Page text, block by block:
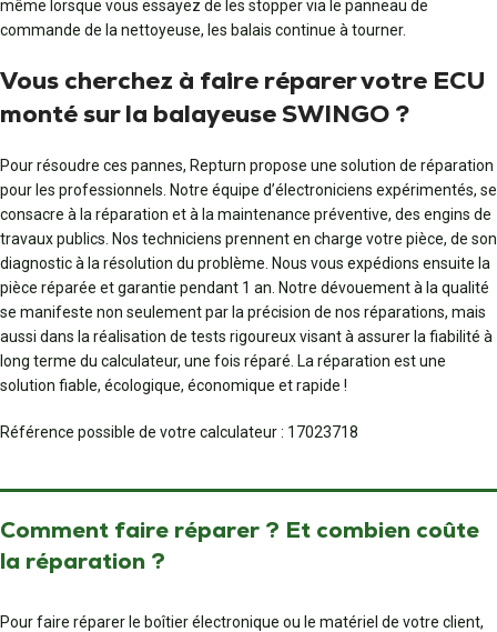
même lorsque vous essayez de les stopper via le panneau de
commande de la nettoyeuse, les balais continue à tourner.
Vous cherchez à faire réparer votre ECU
monté sur la balayeuse SWINGO ?
Pour résoudre ces pannes, Repturn propose une solution de réparation
pour les professionnels. Notre équipe d’électroniciens expérimentés, se
consacre à la réparation et à la maintenance préventive, des engins de
travaux publics. Nos techniciens prennent en charge votre pièce, de son
diagnostic à la résolution du problème. Nous vous expédions ensuite la
pièce réparée et garantie pendant 1 an. Notre dévouement à la qualité
se manifeste non seulement par la précision de nos réparations, mais
aussi dans la réalisation de tests rigoureux visant à assurer la fiabilité à
long terme du calculateur, une fois réparé. La réparation est une
solution fiable, écologique, économique et rapide !
Référence possible de votre calculateur : 17023718
Comment faire réparer ? Et combien coûte
la réparation ?
Pour faire réparer le boîtier électronique ou le matériel de votre client,